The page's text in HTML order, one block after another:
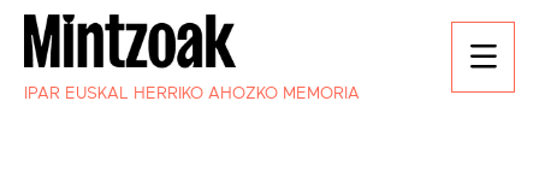
IPAR EUSKAL HERRIKO AHOZKO MEMORIA